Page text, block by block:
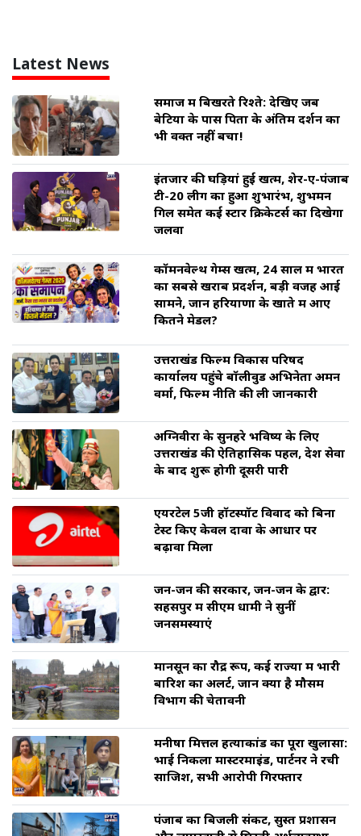
Latest News
समाज में बिखरते रिश्ते: देखिए जब
बेटियों के पास पिता के अंतिम दर्शन का
भी वक्त नहीं बचा!
इंतजार की घड़ियां हुई खत्म, शेर-ए-पंजाब
टी-20 लीग का हुआ शुभारंभ, शुभमन
गिल समेत कई स्टार क्रिकेटर्स का दिखेगा
जलवा
कॉमनवेल्थ गेम्स खत्म, 24 साल में भारत
का सबसे खराब प्रदर्शन, बड़ी वजह आई
सामने, जानें हरियाणा के खाते में आए
कितने मेडल?
उत्तराखंड फिल्म विकास परिषद
कार्यालय पहुंचे बॉलीवुड अभिनेता अमन
वर्मा, फिल्म नीति की ली जानकारी
अग्निवीरों के सुनहरे भविष्य के लिए
उत्तराखंड की ऐतिहासिक पहल, देश सेवा
के बाद शुरू होगी दूसरी पारी
एयरटेल 5जी हॉटस्पॉट विवाद को बिना
टेस्ट किए केवल दावों के आधार पर
बढ़ावा मिला
जन-जन की सरकार, जन-जन के द्वार:
सहसपुर में सीएम धामी ने सुनीं
जनसमस्याएं
मानसून का रौद्र रूप, कई राज्यों में भारी
बारिश का अलर्ट, जानें क्या है मौसम
विभाग की चेतावनी
मनीषा मित्तल हत्याकांड का पूरा खुलासा:
भाई निकला मास्टरमाइंड, पार्टनर ने रची
साजिश, सभी आरोपी गिरफ्तार
पंजाब का बिजली संकट, सुस्त प्रशासन